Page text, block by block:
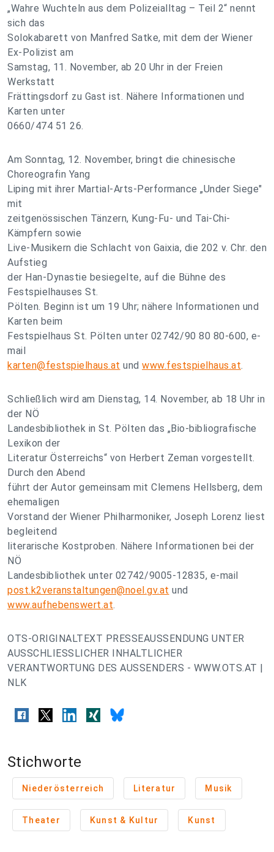
„Wahre Wuchteln aus dem Polizeialltag – Teil 2“ nennt
sich das
Solokabarett von Manfred Satke, mit dem der Wiener
Ex-Polizist am
Samstag, 11. November, ab 20 Uhr in der Freien
Werkstatt
Frättingsdorf zu Gast ist. Nähere Informationen und
Karten unter
0660/474 51 26.
Am Sonntag, 12. November, bringt die chinesische
Choreografin Yang
Liping mit ihrer Martial-Arts-Performance „Under Siege"
mit
zeitgenössischen Tänzern, Kung-Fu- und Tai-Chi-
Kämpfern sowie
Live-Musikern die Schlacht von Gaixia, die 202 v. Chr. den
Aufstieg
der Han-Dynastie besiegelte, auf die Bühne des
Festspielhauses St.
Pölten. Beginn ist um 19 Uhr; nähere Informationen und
Karten beim
Festspielhaus St. Pölten unter 02742/90 80 80-600, e-
mail
karten@festspielhaus.at und www.festspielhaus.at.
Schließlich wird am Dienstag, 14. November, ab 18 Uhr in
der NÖ
Landesbibliothek in St. Pölten das „Bio-bibliografische
Lexikon der
Literatur Österreichs“ von Herbert Zeman vorgestellt.
Durch den Abend
führt der Autor gemeinsam mit Clemens Hellsberg, dem
ehemaligen
Vorstand der Wiener Philharmoniker, Joseph Lorenz liest
begleitend
literarische Kostproben. Nähere Informationen bei der
NÖ
Landesbibliothek unter 02742/9005-12835, e-mail
post.k2veranstaltungen@noel.gv.at und
www.aufhebenswert.at.
OTS-ORIGINALTEXT PRESSEAUSSENDUNG UNTER
AUSSCHLIESSLICHER INHALTLICHER
VERANTWORTUNG DES AUSSENDERS - WWW.OTS.AT |
NLK
Stichworte
Niederösterreich Literatur Musik
Theater Kunst & Kultur Kunst